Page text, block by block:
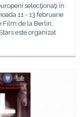
selecţionaţi în
11 - 13 februarie
Film de la Berlin.
este organizat